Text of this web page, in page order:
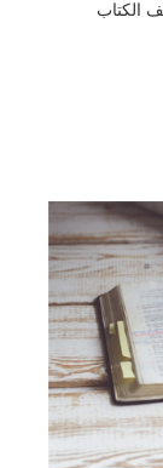
الكتاب